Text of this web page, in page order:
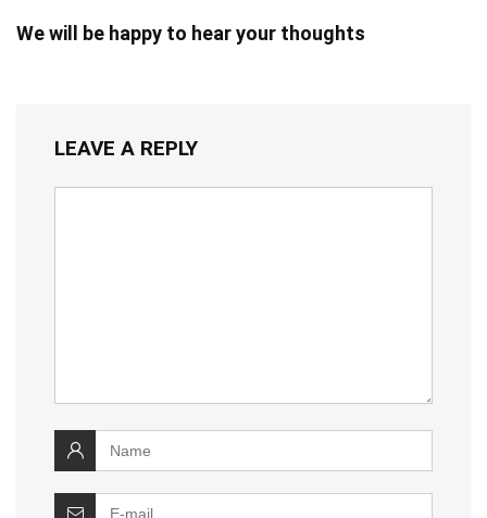
We will be happy to hear your thoughts
LEAVE A REPLY